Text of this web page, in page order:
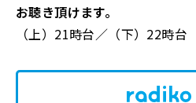
お聴き頂けます。
（上）21時台／（下）22時台